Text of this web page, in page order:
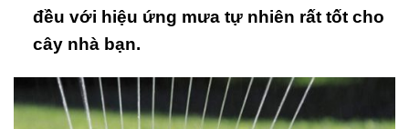
đều với hiệu ứng mưa tự nhiên rất tốt cho
cây nhà bạn.